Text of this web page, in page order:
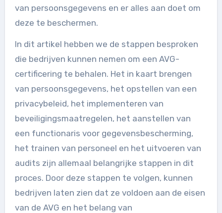
van persoonsgegevens en er alles aan doet om
deze te beschermen.
In dit artikel hebben we de stappen besproken
die bedrijven kunnen nemen om een AVG-
certificering te behalen. Het in kaart brengen
van persoonsgegevens, het opstellen van een
privacybeleid, het implementeren van
beveiligingsmaatregelen, het aanstellen van
een functionaris voor gegevensbescherming,
het trainen van personeel en het uitvoeren van
audits zijn allemaal belangrijke stappen in dit
proces. Door deze stappen te volgen, kunnen
bedrijven laten zien dat ze voldoen aan de eisen
van de AVG en het belang van